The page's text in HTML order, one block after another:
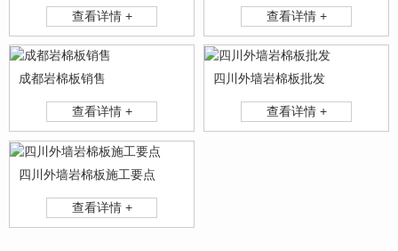
查看详情 + 查看详情 +
成都岩棉板销售
查看详情 +
四川外墙岩棉板批发
查看详情 +
四川外墙岩棉板施工要点
查看详情 +